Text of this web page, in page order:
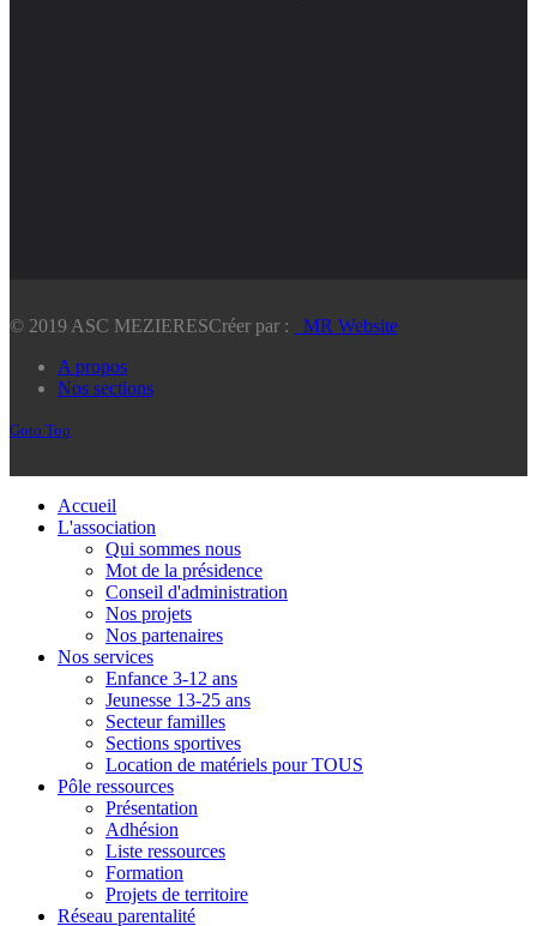
© 2019 ASC MEZIERESCréer par :
_MR Website
A propos
Nos sections
Goto Top
Accueil
L'association
Qui sommes nous
Mot de la présidence
Conseil d'administration
Nos projets
Nos partenaires
Nos services
Enfance 3-12 ans
Jeunesse 13-25 ans
Secteur familles
Sections sportives
Location de matériels pour TOUS
Pôle ressources
Présentation
Adhésion
Liste ressources
Formation
Projets de territoire
Réseau parentalité